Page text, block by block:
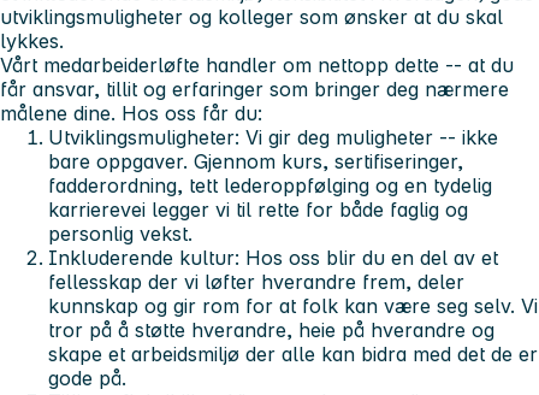
utviklingsmuligheter og kolleger som ønsker at du skal
lykkes.
Vårt medarbeiderløfte handler om nettopp dette -- at du
får ansvar, tillit og erfaringer som bringer deg nærmere
målene dine. Hos oss får du:
Utviklingsmuligheter: Vi gir deg muligheter -- ikke
bare oppgaver. Gjennom kurs, sertifiseringer,
fadderordning, tett lederoppfølging og en tydelig
karrierevei legger vi til rette for både faglig og
personlig vekst.
Inkluderende kultur: Hos oss blir du en del av et
fellesskap der vi løfter hverandre frem, deler
kunnskap og gir rom for at folk kan være seg selv. Vi
tror på å støtte hverandre, heie på hverandre og
skape et arbeidsmiljø der alle kan bidra med det de er
gode på.